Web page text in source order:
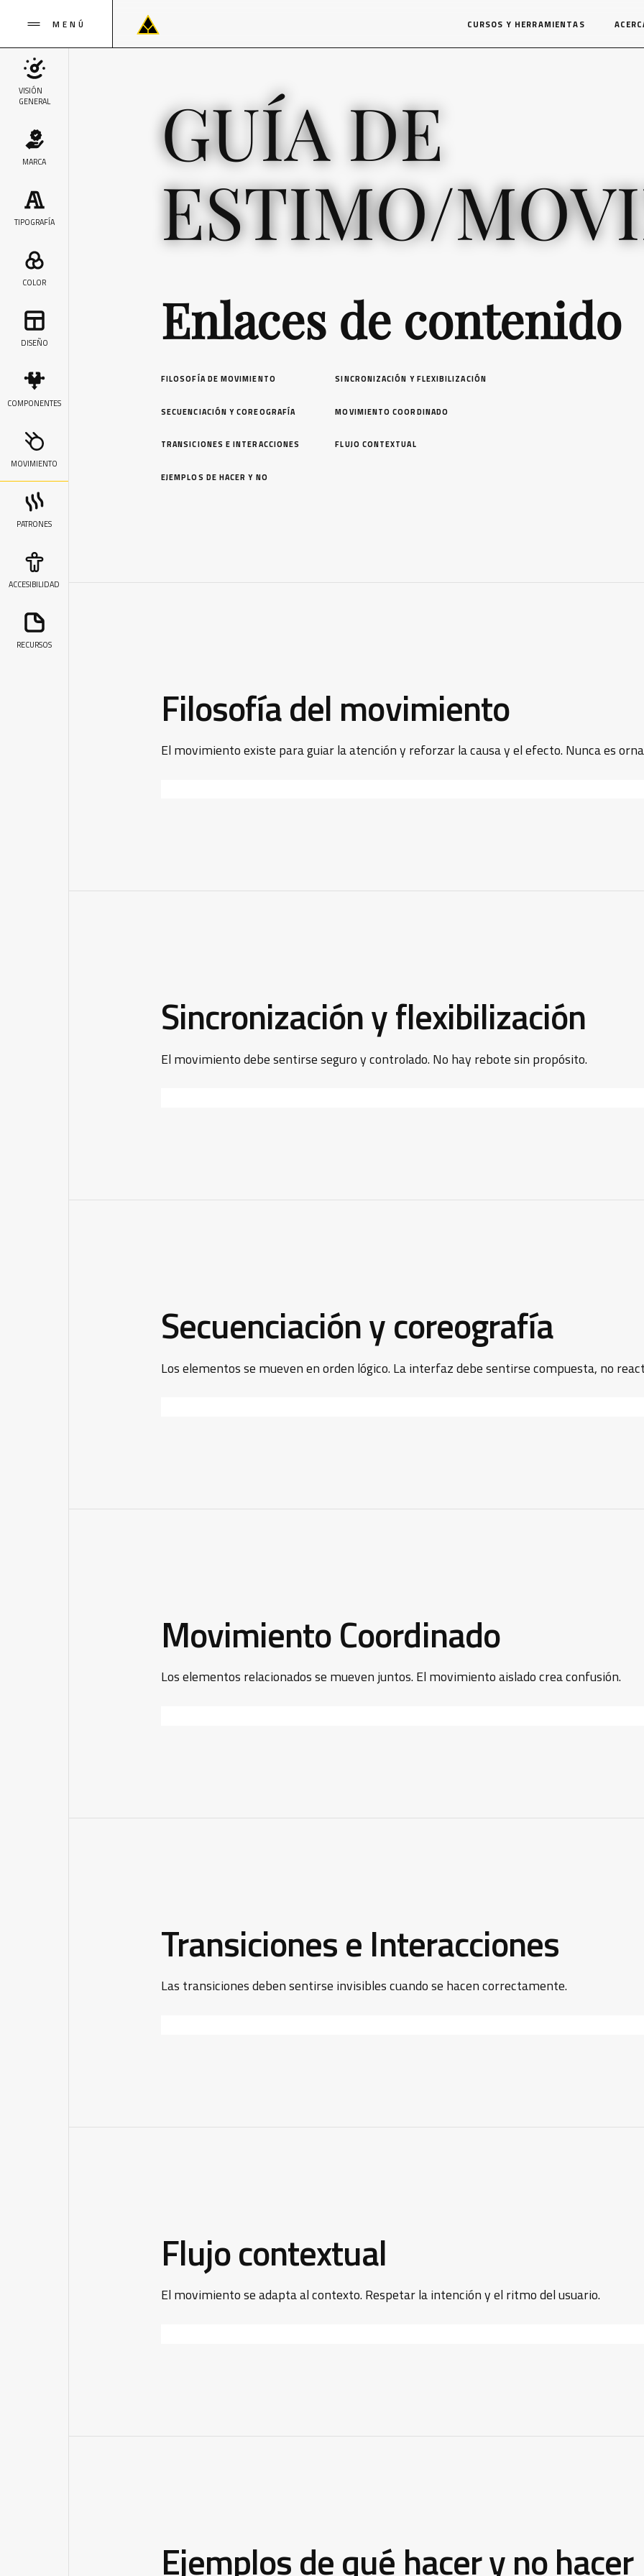
MENÚ CURSOS Y HERRAMIENTAS
VISIÓN
GENERAL
MARCA
TIPOGRAFÍA
COLOR
DISEÑO
COMPONENTES
MOVIMIENTO
PATRONES
ACCESIBILIDAD
RECURSOS
GUÍA DE
ESTIMO/
Enlaces de contenido
FILOSOFÍA DE MOVIMIENTO SINCRONIZACIÓN Y FLEXIBILIZACIÓN
SECUENCIACIÓN Y COREOGRAFÍA MOVIMIENTO COORDINADO
TRANSICIONES E INTERACCIONES FLUJO CONTEXTUAL
EJEMPLOS DE HACER Y NO
Filosofía del movimiento
El movimiento existe para guiar la atención y reforzar la causa y el efecto. Nunca es
Sincronización y flexibilización
El movimiento debe sentirse seguro y controlado. No hay rebote sin propósito.
Secuenciación y coreografía
Los elementos se mueven en orden lógico. La interfaz debe sentirse compuesta, no
Movimiento Coordinado
Los elementos relacionados se mueven juntos. El movimiento aislado crea confusión.
Transiciones e Interacciones
Las transiciones deben sentirse invisibles cuando se hacen correctamente.
Flujo contextual
El movimiento se adapta al contexto. Respetar la intención y el ritmo del usuario.
Ejemplos de qué hacer y no hacer